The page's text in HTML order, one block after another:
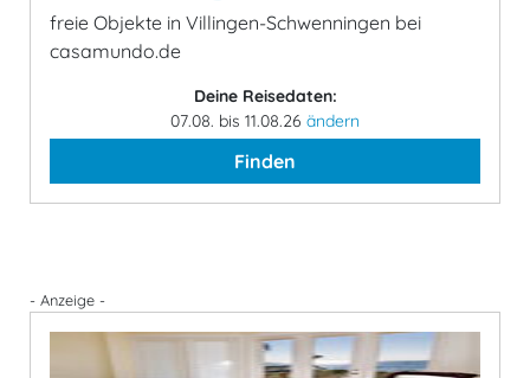
freie Objekte in Villingen-Schwenningen bei
casamundo.de
Deine Reisedaten:
07.08. bis 11.08.26 ändern
Finden
- Anzeige -